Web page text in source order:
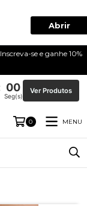
Abrir
se e ganhe 10%
00
Seg(s)
Ver Produtos
0 MENU